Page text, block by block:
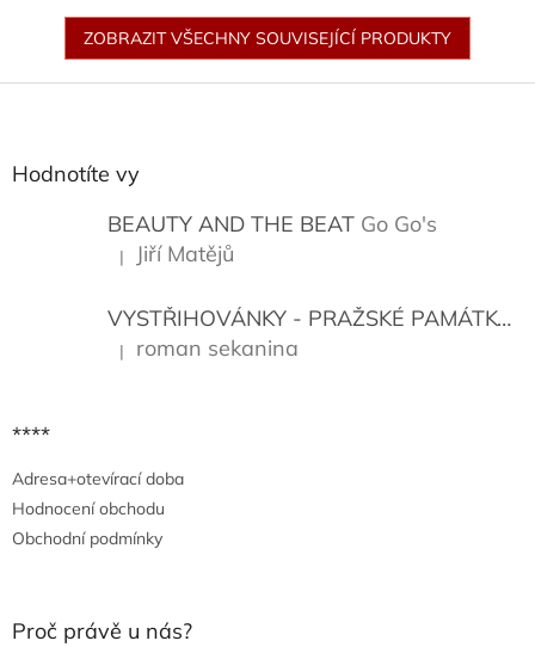
ZOBRAZIT VŠECHNY SOUVISEJÍCÍ PRODUKTY
Hodnotíte vy
BEAUTY AND THE BEAT Go Go's
Hodnocení produktu je 5 z 5 hvězdiček.
| Jiří Matějů
VYSTŘIHOVÁNKY - PRAŽSKÉ PAMÁTKY
Hodnocení produktu je 5 z 5 hvězdiček.
| roman sekanina
****
Adresa+otevírací doba
Hodnocení obchodu
Obchodní podmínky
Proč právě u nás?